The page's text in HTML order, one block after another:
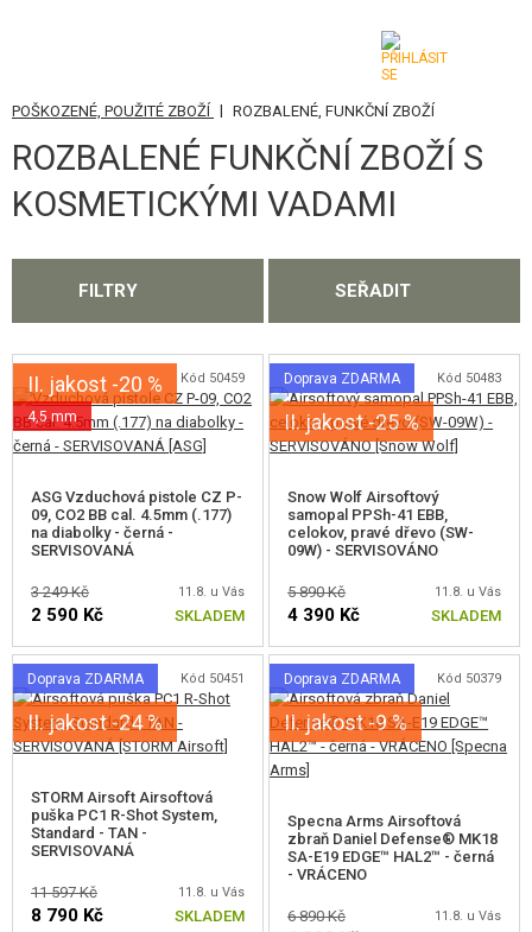
KATEGORIE
AIRSOFTOVÉ ZBRANĚ
AKUMULÁTORY, NABÍJEČKY
ZÁSOBNÍKY, PLNIČKY
BRÝLE, MASKY
VÝSTROJ, UNIFORMY, POUZDRA
MASKOVÁNÍ, BARVY, PÁSKY
VYSÍLAČKY, HEADSETY, KAMERY
DOPLŇKY KE ZBRANÍM, POPRUHY
NÁHRADNÍ DÍLY, UPGRADE
SERVIS A ÚDRŽBA ZBRANÍ
TERČE, STŘELNICE
POŠKOZENÉ, POUŽITÉ ZBOŽÍ | ROZBALENÉ, FUNKČNÍ ZBOŽÍ
ROZBALENÉ FUNKČNÍ ZBOŽÍ S
KOSMETICKÝMI VADAMI
FILTRY SEŘADIT
II. jakost -20 %
4,5 mm
Kód 50459
ASG Vzduchová pistole CZ P-
09, CO2 BB cal. 4.5mm (.177)
na diabolky - černá -
SERVISOVANÁ
3 249 Kč 11.8. u Vás
2 590 Kč SKLADEM
Doprava ZDARMA
II. jakost -25 %
Kód 50483
Snow Wolf Airsoftový
samopal PPSh-41 EBB,
celokov, pravé dřevo (SW-
09W) - SERVISOVÁNO
5 890 Kč 11.8. u Vás
4 390 Kč SKLADEM
Doprava ZDARMA
II. jakost -24 %
Kód 50451
STORM Airsoft Airsoftová
puška PC1 R-Shot System,
Standard - TAN -
SERVISOVANÁ
11 597 Kč 11.8. u Vás
8 790 Kč SKLADEM
Doprava ZDARMA
II. jakost -9 %
Kód 50379
Specna Arms Airsoftová
zbraň Daniel Defense® MK18
SA-E19 EDGE™ HAL2™ - černá
- VRÁCENO
6 890 Kč 11.8. u Vás